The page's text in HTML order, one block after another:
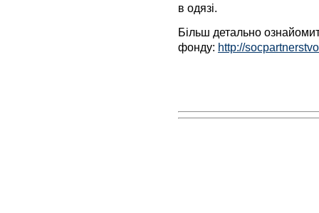
в одязі.
Більш детально
фонду: http://